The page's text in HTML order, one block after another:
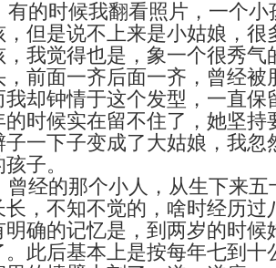
有的时候我翻看照片，一个小
，但是说不上来是小姑娘，很
，我觉得也是，象一个很秀气
，前面一齐后面一齐，曾经被
我却钟情于这个发型，一直保
的时候实在留不住了，她坚持
子一下子变成了大姑娘，我忽
孩子。
曾经的那个小人，从生下来
长，不知不觉的，啥时经历过
明确的记忆是，到两岁的时候
。此后基本上是按每年七到十